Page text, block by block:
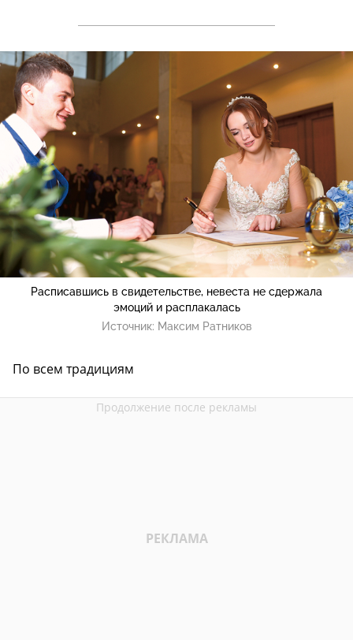
Расписавшись в свидетельстве, невеста не сдержала
эмоций и расплакалась
Источник: Максим Ратников
По всем традициям